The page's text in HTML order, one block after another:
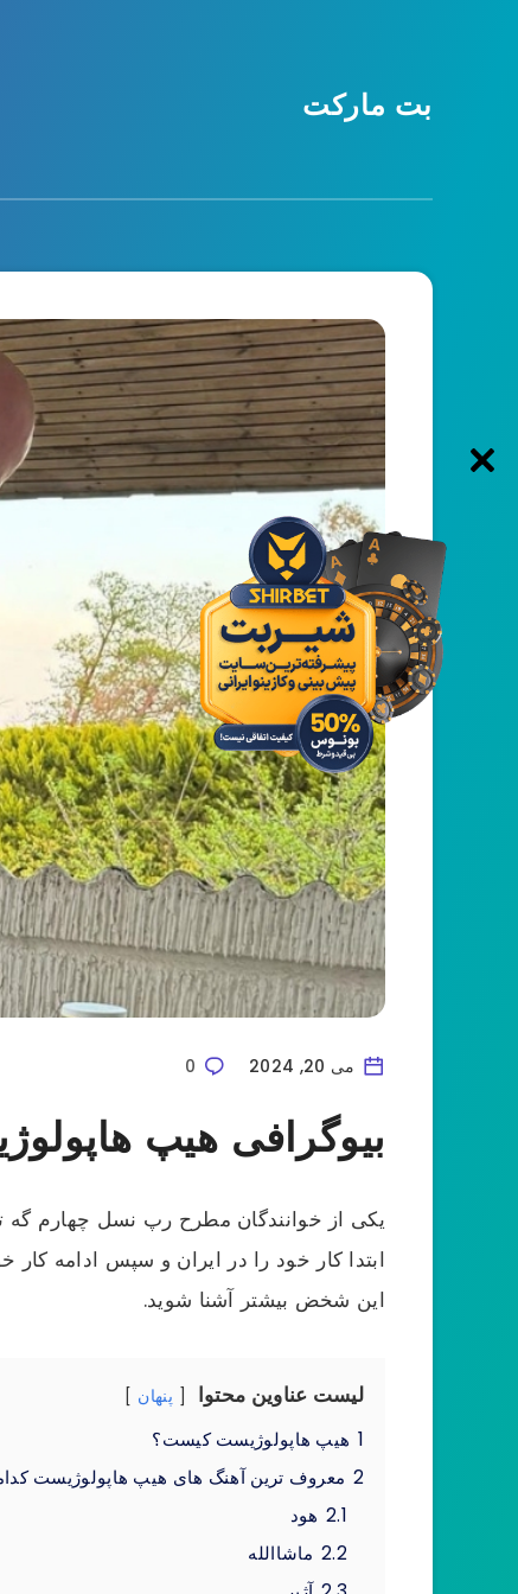
بت مارکت
می 20, 2024 0
بیوگرافی هیپ
یکی از خوانندگان مطرح رپ نسل چهارم
ابتدا کار خود را در ایران و سپس ادامه
این شخض بیشتر آشنا شوید.
لیست عناوین محتوا پنهان
1 هیپ هاپولوژیست کیست؟
2 معروف ترین آهنگ های هیپ هاپولوژیست
2.1 هود
2.2 ماشاالله